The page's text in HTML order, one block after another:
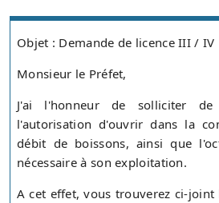
Objet : Demande de licence III / IV
Monsieur le Préfet,
J'ai l'honneur de solliciter de
l'autorisation d'ouvrir dans la
débit de boissons, ainsi que
nécessaire à son exploitation.
A cet effet, vous trouverez ci-